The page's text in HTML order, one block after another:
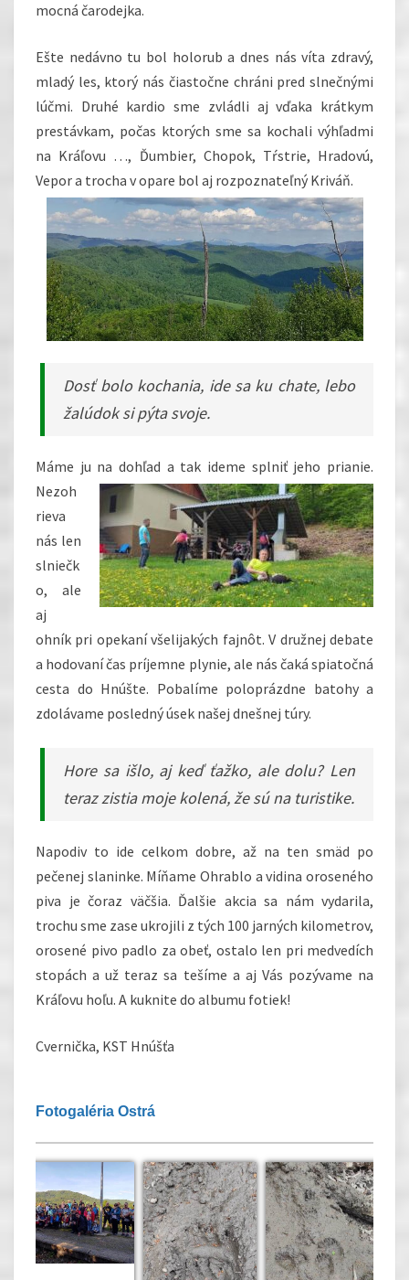
mocná čarodejka.
Ešte nedávno tu bol holorub a dnes nás víta zdravý,
mladý les, ktorý nás čiastočne chráni pred slnečnými
lúčmi. Druhé kardio sme zvládli aj vďaka krátkym
prestávkam, počas ktorých sme sa kochali výhľadmi
na Kráľovu …, Ďumbier, Chopok, Tŕstrie, Hradovú,
Vepor a trocha v opare bol aj rozpoznateľný Kriváň.
Dosť bolo kochania, ide sa ku chate, lebo
žalúdok si pýta svoje.
Máme ju na dohľad a tak ideme splniť jeho prianie.
Nezoh
rieva
nás len
slniečk
o, ale
aj
ohník pri opekaní všelijakých fajnôt. V družnej debate
a hodovaní čas príjemne plynie, ale nás čaká spiatočná
cesta do Hnúšte. Pobalíme poloprázdne batohy a
zdolávame posledný úsek našej dnešnej túry.
Hore sa išlo, aj keď ťažko, ale dolu? Len
teraz zistia moje kolená, že sú na turistike.
Napodiv to ide celkom dobre, až na ten smäd po
pečenej slaninke. Míňame Ohrablo a vidina oroseného
piva je čoraz väčšia. Ďalšie akcia sa nám vydarila,
trochu sme zase ukrojili z tých 100 jarných kilometrov,
orosené pivo padlo za obeť, ostalo len pri medvedích
stopách a už teraz sa tešíme a aj Vás pozývame na
Kráľovu hoľu. A kuknite do albumu fotiek!
Cvernička, KST Hnúšťa
Fotogaléria Ostrá